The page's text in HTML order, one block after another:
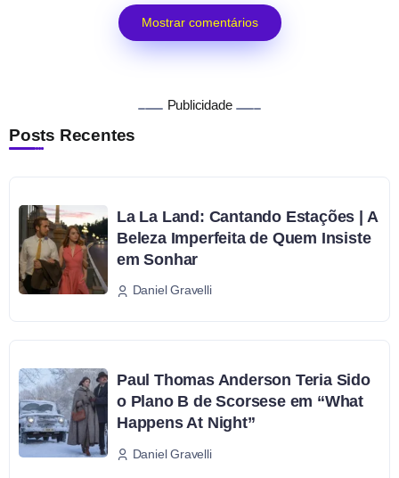
Mostrar comentários
Publicidade
Posts Recentes
La La Land: Cantando Estações | A
Beleza Imperfeita de Quem Insiste
em Sonhar
Daniel Gravelli
Paul Thomas Anderson Teria Sido
o Plano B de Scorsese em “What
Happens At Night”
Daniel Gravelli